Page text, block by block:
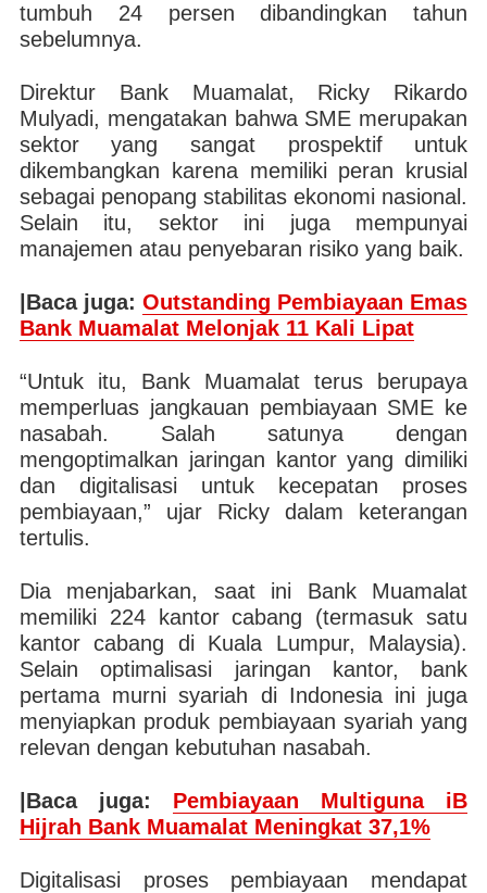
tumbuh 24 persen dibandingkan tahun
sebelumnya.
Direktur Bank Muamalat, Ricky Rikardo
Mulyadi, mengatakan bahwa SME merupakan
sektor yang sangat prospektif untuk
dikembangkan karena memiliki peran krusial
sebagai penopang stabilitas ekonomi nasional.
Selain itu, sektor ini juga mempunyai
manajemen atau penyebaran risiko yang baik.
|Baca juga: Outstanding Pembiayaan Emas
Bank Muamalat Melonjak 11 Kali Lipat
“Untuk itu, Bank Muamalat terus berupaya
memperluas jangkauan pembiayaan SME ke
nasabah. Salah satunya dengan
mengoptimalkan jaringan kantor yang dimiliki
dan digitalisasi untuk kecepatan proses
pembiayaan,” ujar Ricky dalam keterangan
tertulis.
Dia menjabarkan, saat ini Bank Muamalat
memiliki 224 kantor cabang (termasuk satu
kantor cabang di Kuala Lumpur, Malaysia).
Selain optimalisasi jaringan kantor, bank
pertama murni syariah di Indonesia ini juga
menyiapkan produk pembiayaan syariah yang
relevan dengan kebutuhan nasabah.
|Baca juga: Pembiayaan Multiguna iB
Hijrah Bank Muamalat Meningkat 37,1%
Digitalisasi proses pembiayaan mendapat